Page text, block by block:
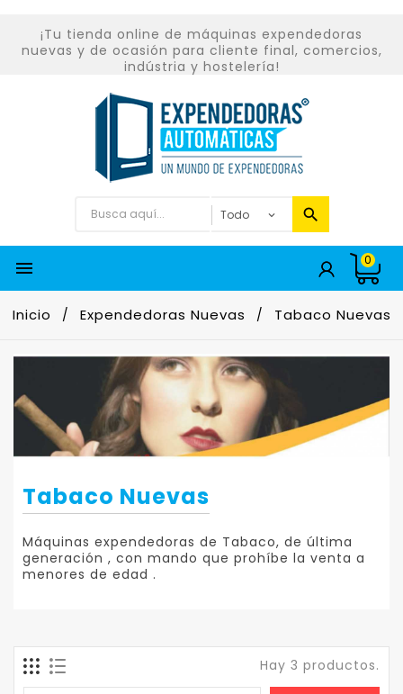
¡Tu tienda online de máquinas expendedoras
nuevas y de ocasión para cliente final, comercios,
indústria y hostelería!
 0
Inicio Expendedoras Nuevas Tabaco Nuevas
Tabaco Nuevas
Máquinas expendedoras de Tabaco, de última
generación , con mando que prohíbe la venta a
menores de edad .
Hay 3 productos.